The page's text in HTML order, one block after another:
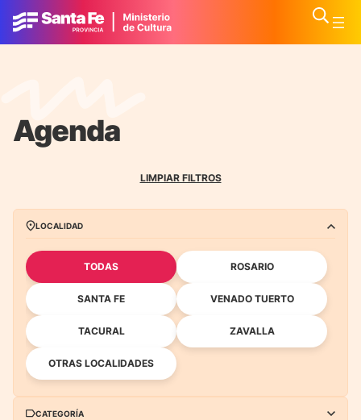
Agenda
LIMPIAR FILTROS
LOCALIDAD
TODAS ROSARIO
SANTA FE VENADO TUERTO
TACURAL ZAVALLA
OTRAS LOCALIDADES
CATEGORÍA